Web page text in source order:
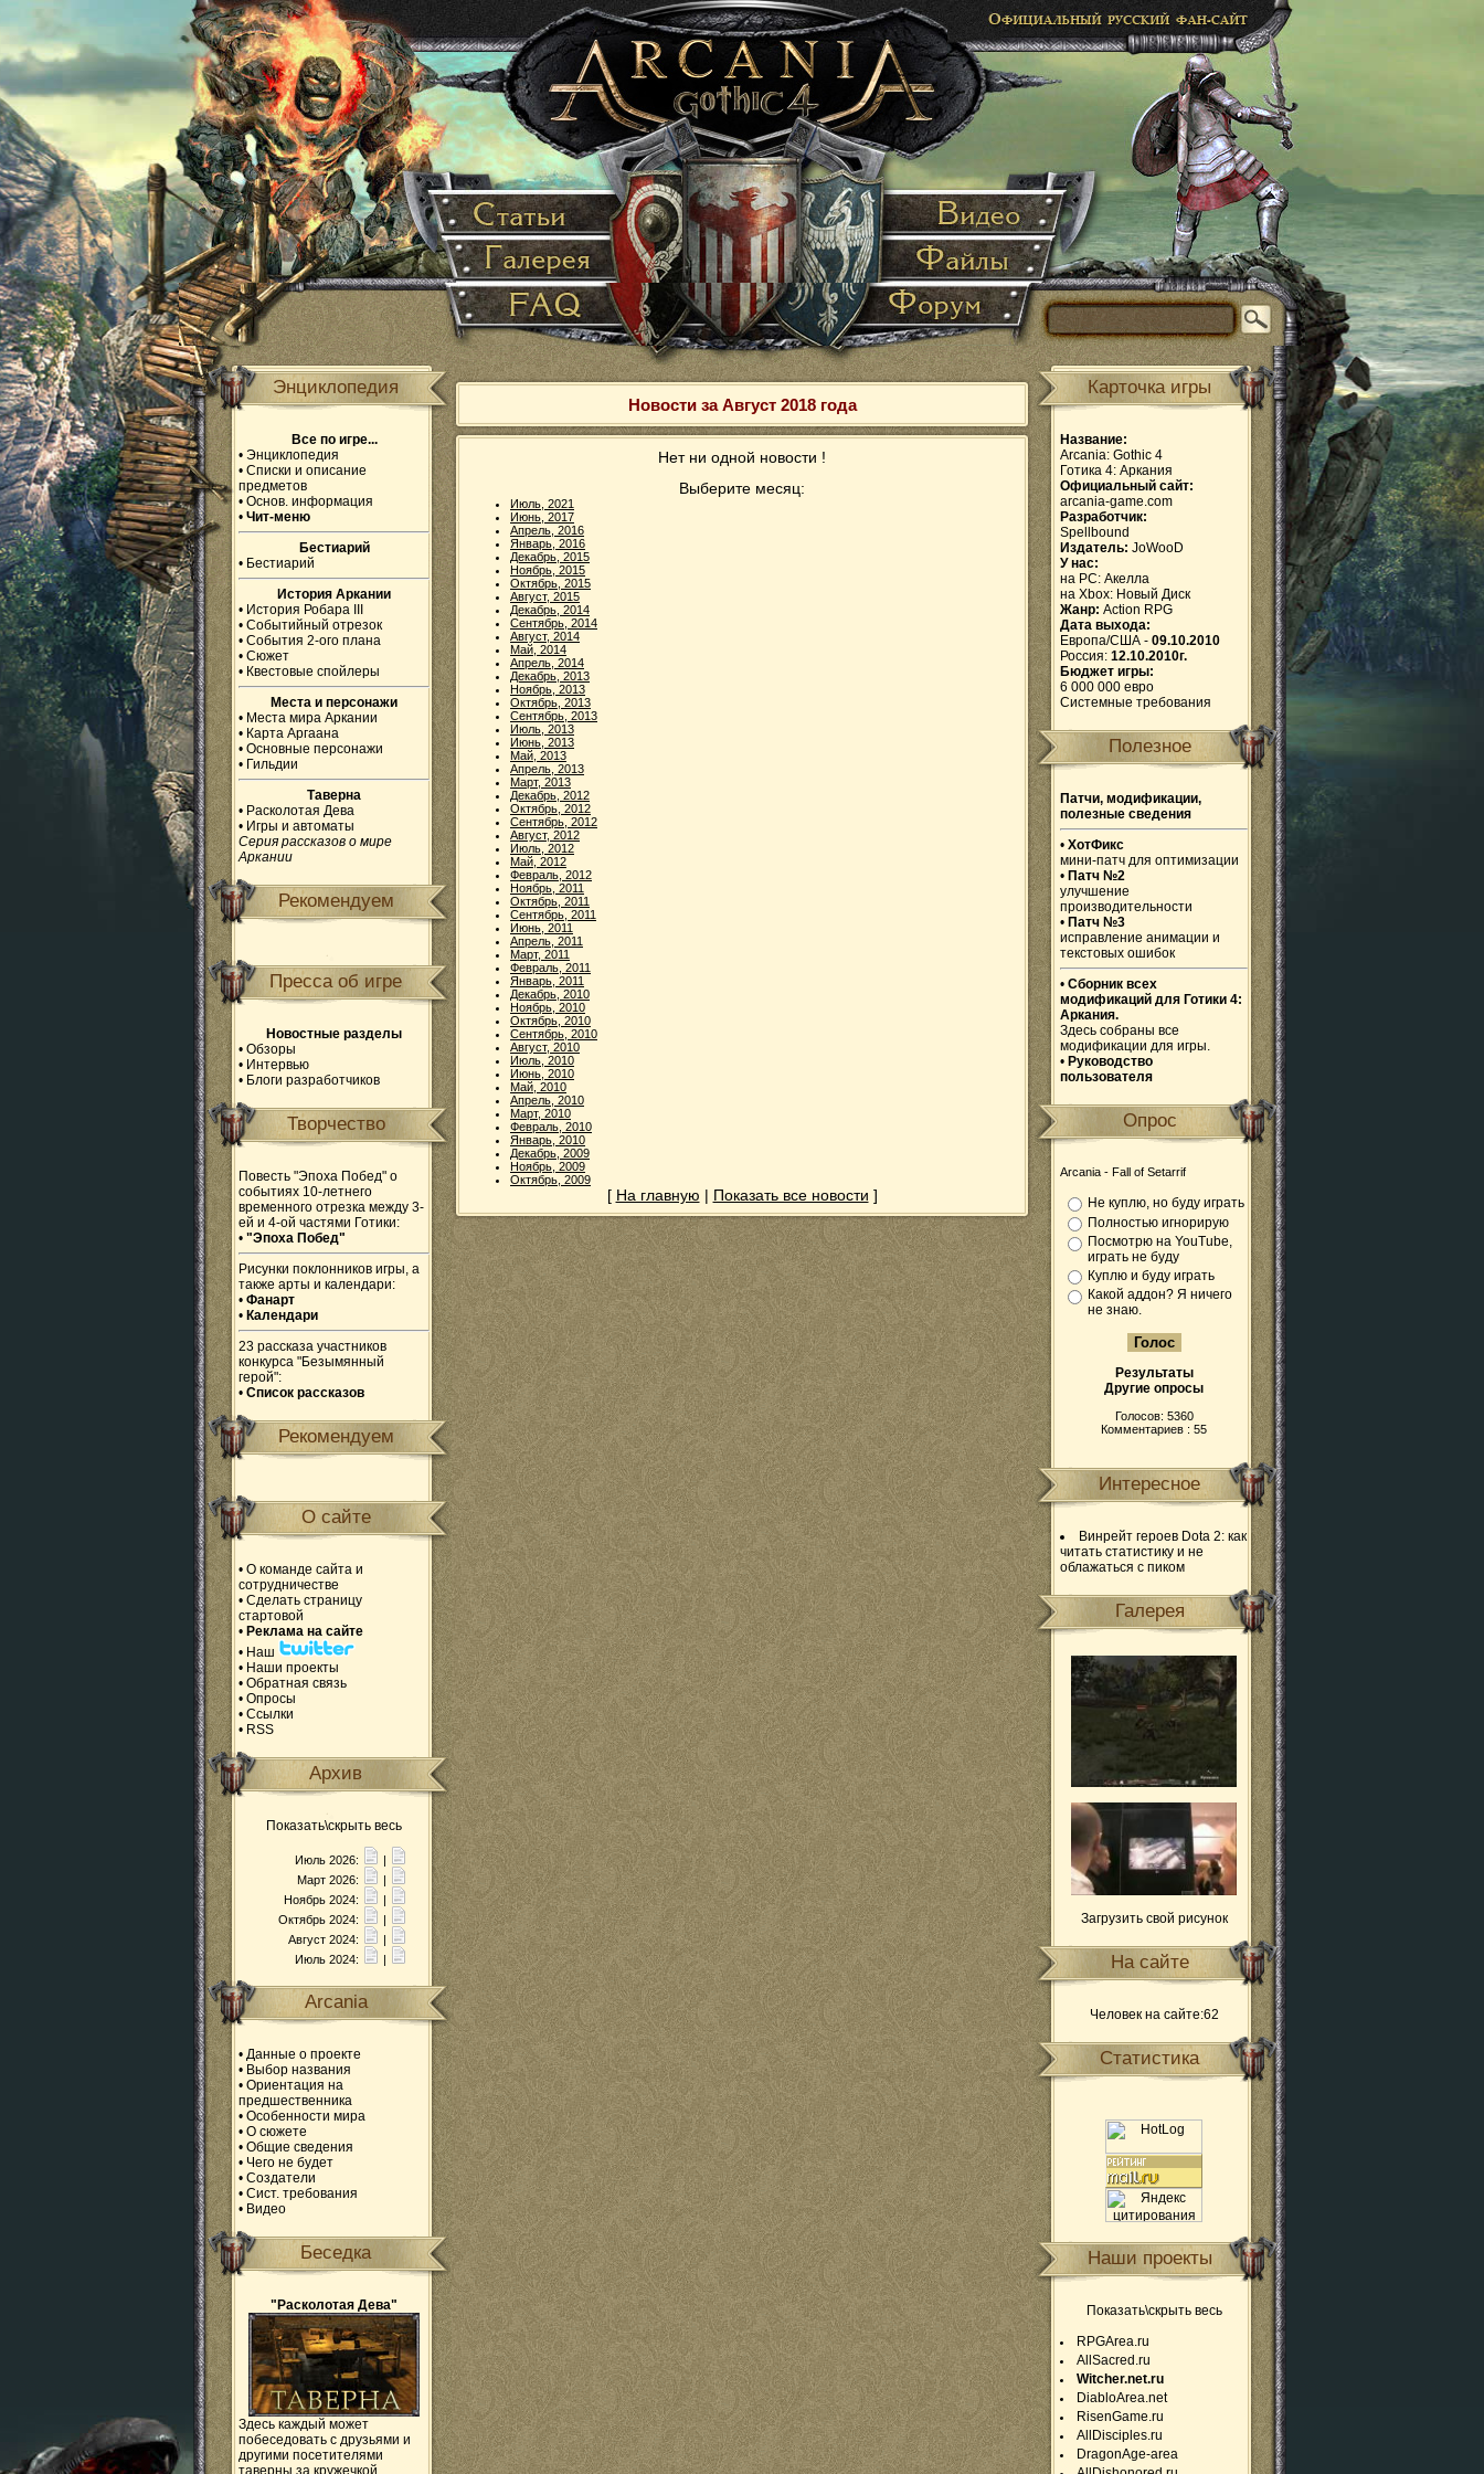
Энциклопедия
Все по игре...
• Энциклопедия
• Списки и описание
предметов
• Основ. информация
• Чит-меню
Бестиарий
• Бестиарий
История Аркании
• История Робара III
• Событийный отрезок
• События 2-ого плана
• Сюжет
• Квестовые спойлеры
Места и персонажи
• Места мира Аркании
• Карта Аргаана
• Основные персонажи
• Гильдии
Таверна
• Расколотая Дева
• Игры и автоматы
Серия рассказов о мире
Аркании
Рекомендуем
Пресса об игре
Новостные разделы
• Обзоры
• Интервью
• Блоги разработчиков
Творчество
Повесть "Эпоха Побед" о
событиях 10-летнего
временного отрезка между 3-
ей и 4-ой частями Готики:
• "Эпоха Побед"
Рисунки поклонников игры, а
также арты и календари:
• Фанарт
• Календари
23 рассказа участников
конкурса "Безымянный
герой":
• Список рассказов
Рекомендуем
О сайте
• О команде сайта и
сотрудничестве
• Сделать страницу
стартовой
• Реклама на сайте
• Наш
• Наши проекты
• Обратная связь
• Опросы
• Ссылки
• RSS
Архив
Показать\скрыть весь
Июль 2026:
|
Март 2026:
|
Ноябрь 2024:
|
Октябрь 2024:
|
Август 2024:
|
Июль 2024:
|
Arcania
• Данные о проекте
• Выбор названия
• Ориентация на
предшественника
• Особенности мира
• О сюжете
• Общие сведения
• Чего не будет
• Создатели
• Сист. требования
• Видео
Беседка
"Расколотая Дева"
Здесь каждый может
побеседовать с друзьями и
другими посетителями
таверны за кружечкой
Новости за Август 2018 года
Нет ни одной новости !
Выберите месяц:
Июль, 2021
Июнь, 2017
Апрель, 2016
Январь, 2016
Декабрь, 2015
Ноябрь, 2015
Октябрь, 2015
Август, 2015
Декабрь, 2014
Сентябрь, 2014
Август, 2014
Май, 2014
Апрель, 2014
Декабрь, 2013
Ноябрь, 2013
Октябрь, 2013
Сентябрь, 2013
Июль, 2013
Июнь, 2013
Май, 2013
Апрель, 2013
Март, 2013
Декабрь, 2012
Октябрь, 2012
Сентябрь, 2012
Август, 2012
Июль, 2012
Май, 2012
Февраль, 2012
Ноябрь, 2011
Октябрь, 2011
Сентябрь, 2011
Июнь, 2011
Апрель, 2011
Март, 2011
Февраль, 2011
Январь, 2011
Декабрь, 2010
Ноябрь, 2010
Октябрь, 2010
Сентябрь, 2010
Август, 2010
Июль, 2010
Июнь, 2010
Май, 2010
Апрель, 2010
Март, 2010
Февраль, 2010
Январь, 2010
Декабрь, 2009
Ноябрь, 2009
Октябрь, 2009
[ На главную | Показать все новости ]
Карточка игры
Название:
Arcania: Gothic 4
Готика 4: Аркания
Официальный сайт:
arcania-game.com
Разработчик:
Spellbound
Издатель: JoWooD
У нас:
на PC: Акелла
на Xbox: Новый Диск
Жанр: Action RPG
Дата выхода:
Европа/США - 09.10.2010
Россия: 12.10.2010г.
Бюджет игры:
6 000 000 евро
Системные требования
Полезное
Патчи, модификации,
полезные сведения
• ХотФикс
мини-патч для оптимизации
• Патч №2
улучшение
производительности
• Патч №3
исправление анимации и
текстовых ошибок
• Сборник всех
модификаций для Готики 4:
Аркания.
Здесь собраны все
модификации для игры.
• Руководство
пользователя
Опрос
Arcania - Fall of Setarrif
Не куплю, но буду играть
Полностью игнорирую
Посмотрю на YouTube,
играть не буду
Куплю и буду играть
Какой аддон? Я ничего
не знаю.
Результаты
Другие опросы
Голосов: 5360
Комментариев : 55
Интересное
Винрейт героев Dota 2: как
читать статистику и не
облажаться с пиком
Галерея
Загрузить свой рисунок
На сайте
Человек на сайте:62
Статистика
Наши проекты
Показать\скрыть весь
RPGArea.ru
AllSacred.ru
Witcher.net.ru
DiabloArea.net
RisenGame.ru
AllDisciples.ru
DragonAge-area